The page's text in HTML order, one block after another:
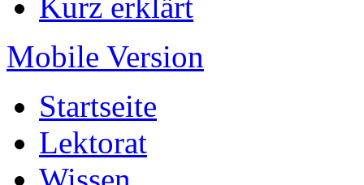
Mobile Version
Startseite
Lektorat